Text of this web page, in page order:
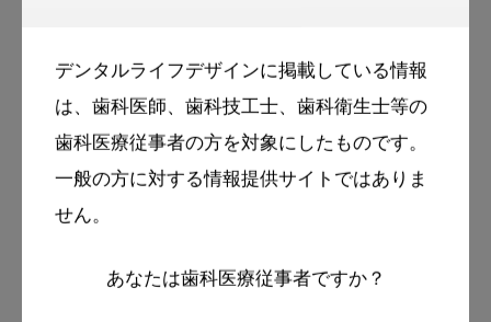
デンタルライフデザインに掲載している情報
は、歯科医師、歯科技工士、歯科衛生士等の
歯科医療従事者の方を対象にしたものです。
一般の方に対する情報提供サイトではありま
せん。
あなたは歯科医療従事者ですか？
規格性のある口腔内写真を撮ろう【２】口腔
内写真の規格性とは
規格性のある口腔内写真を撮ろう【３】規格
撮影に必要なカメラシステム
鈎とピントについて